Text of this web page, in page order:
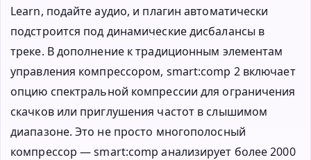
Learn, подайте аудио, и плагин автоматически
подстроится под динамические дисбалансы в
треке. В дополнение к традиционным элементам
управления компрессором, smart:comp 2 включает
опцию спектральной компрессии для ограничения
скачков или приглушения частот в слышимом
диапазоне. Это не просто многополосный
компрессор — smart:comp анализирует более 2000